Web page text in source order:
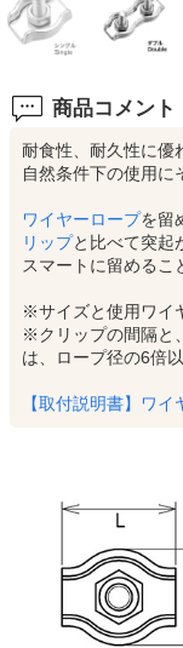
商品コメント
耐食性、耐久性に優
自然条件下の使用に
ワイヤーロープを留
リップと比べて突起
スマートに留めるこ
※サイズと使用ワイ
※クリップの間隔と
は、ロープ径の6倍
【取付説明書】ワ